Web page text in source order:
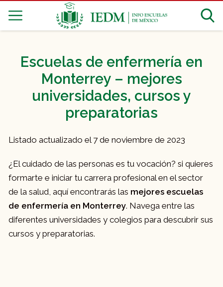
Escuelas de enfermería en
Monterrey – mejores
universidades, cursos y
preparatorias
Listado actualizado el 7 de noviembre de 2023
¿El cuidado de las personas es tu vocación? si quieres
formarte e iniciar tu carrera profesional en el sector
de la salud, aquí encontrarás las mejores escuelas
de enfermería en Monterrey. Navega entre las
diferentes universidades y colegios para descubrir sus
cursos y preparatorias.